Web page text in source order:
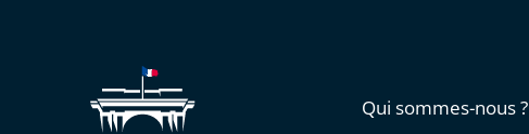
Qui sommes-nous ?